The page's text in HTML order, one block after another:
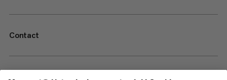
Contact